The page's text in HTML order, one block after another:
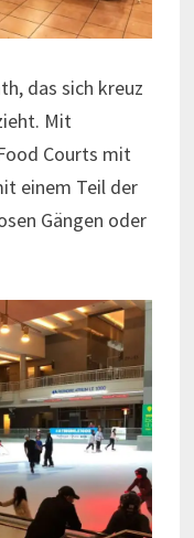
das sich kreuz
Mit
Courts mit
einem Teil der
Gängen oder